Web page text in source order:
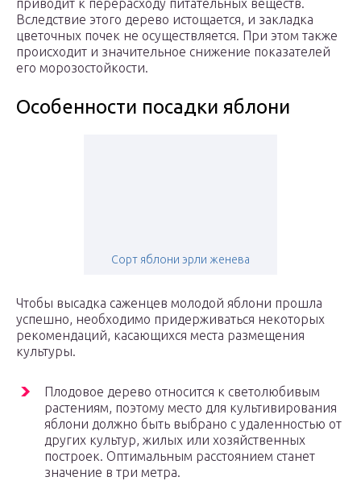
приводит к перерасходу питательных веществ.
Вследствие этого дерево истощается, и закладка
цветочных почек не осуществляется. При этом также
происходит и значительное снижение показателей
его морозостойкости.
Особенности посадки яблони
Сорт яблони эрли женева
Чтобы высадка саженцев молодой яблони прошла
успешно, необходимо придерживаться некоторых
рекомендаций, касающихся места размещения
культуры.
Плодовое дерево относится к светолюбивым
растениям, поэтому место для культивирования
яблони должно быть выбрано с удаленностью от
других культур, жилых или хозяйственных
построек. Оптимальным расстоянием станет
значение в три метра.